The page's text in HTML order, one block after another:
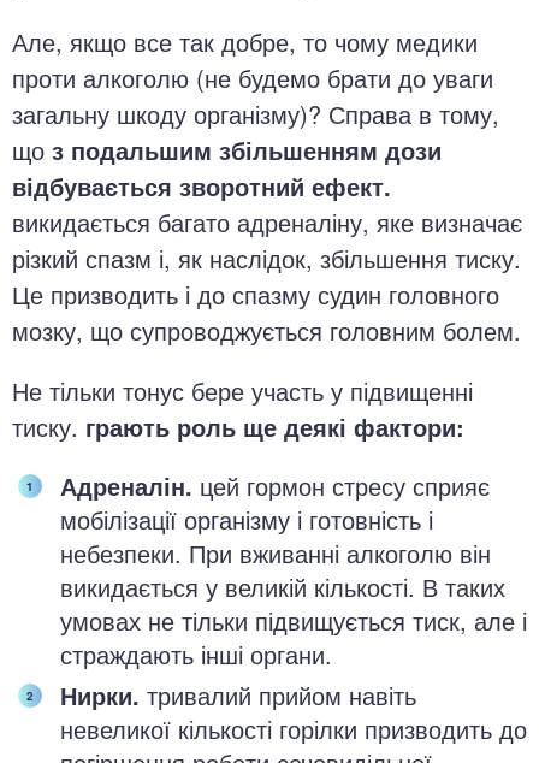
Але, якщо все так добре, то чому медики
проти алкоголю (не будемо брати до уваги
загальну шкоду організму)? Справа в тому,
що з подальшим збільшенням дози
відбувається зворотний ефект.
викидається багато адреналіну, яке визначає
різкий спазм і, як наслідок, збільшення тиску.
Це призводить і до спазму судин головного
мозку, що супроводжується головним болем.
Не тільки тонус бере участь у підвищенні
тиску. грають роль ще деякі фактори:
Адреналін. цей гормон стресу сприяє
мобілізації організму і готовність і
небезпеки. При вживанні алкоголю він
викидається у великій кількості. В таких
умовах не тільки підвищується тиск, але і
страждають інші органи.
Нирки. тривалий прийом навіть
невеликої кількості горілки призводить до